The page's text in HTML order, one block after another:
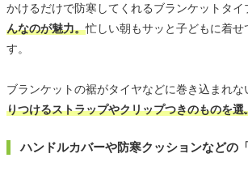
かけるだけで防寒してくれるブランケットタイ
んなのが魅力。忙しい朝もサッと子どもに着せ
す。
ブランケットの裾がタイヤなどに巻き込まれな
りつけるストラップやクリップつきのものを選
ハンドルカバーや防寒クッションなどの